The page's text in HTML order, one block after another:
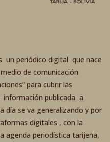
un periódico digital que nace
de comunicación
para cubrir las
información publicada a
día se va generalizando y por
digitales , con la
agenda periodística tarijeña,